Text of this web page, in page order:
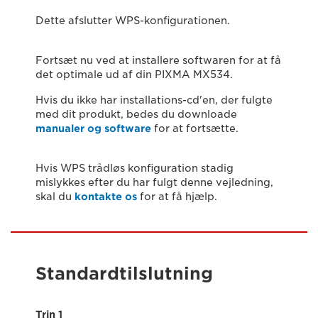
Dette afslutter WPS-konfigurationen.
Fortsæt nu ved at installere softwaren for at få
det optimale ud af din PIXMA MX534.
Hvis du ikke har installations-cd'en, der fulgte
med dit produkt, bedes du downloade
manualer og software for at fortsætte.
Hvis WPS trådløs konfiguration stadig
mislykkes efter du har fulgt denne vejledning,
skal du kontakte os for at få hjælp.
Standardtilslutning
Trin 1